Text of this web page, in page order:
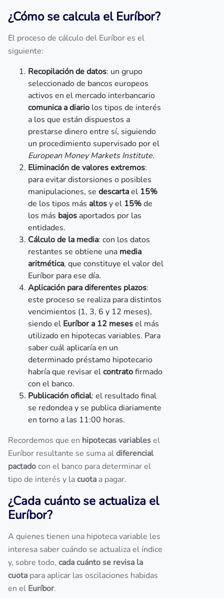
¿Cómo se calcula el Euríbor?
El proceso de cálculo del Euríbor es el
siguiente:
Recopilación de datos: un grupo
seleccionado de bancos europeos
activos en el mercado interbancario
comunica a diario los tipos de interés
a los que están dispuestos a
prestarse dinero entre sí, siguiendo
un procedimiento supervisado por el
European Money Markets Institute.
Eliminación de valores extremos:
para evitar distorsiones o posibles
manipulaciones, se descartael 15%
de los tipos más altosy el 15%de
los más bajos aportados por las
entidades.
Cálculo de la media: con los datos
restantes se obtiene una media
aritmética, que constituye el valor del
Euríbor para ese día.
Aplicación para diferentes plazos:
este proceso se realiza para distintos
vencimientos (1, 3, 6 y 12 meses),
siendo el Euríbor a 12 mesesel más
utilizado en hipotecas variables. Para
saber cuál aplicaría en un
determinado préstamo hipotecario
habría que revisar elcontratofirmado
con el banco.
Publicación oficial: el resultado final
se redondea y se publica diariamente
en torno a las 11:00 horas.
Recordemos que en hipotecas variablesel
Euríbor resultante se suma aldiferencial
pactadocon el banco para determinar el
tipo de interés y lacuota a pagar.
¿Cada cuánto se actualiza el
Euríbor?
A quienes tienen una hipoteca variable les
interesa saber cuándo se actualiza el índice
y, sobre todo, cada cuánto se revisa la
cuota para aplicar las oscilaciones habidas
en el Euríbor.